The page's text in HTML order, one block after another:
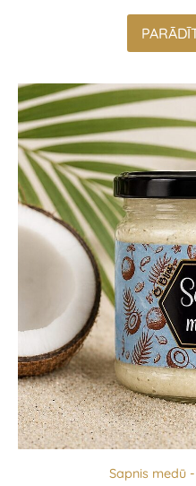
Sapnis medū -